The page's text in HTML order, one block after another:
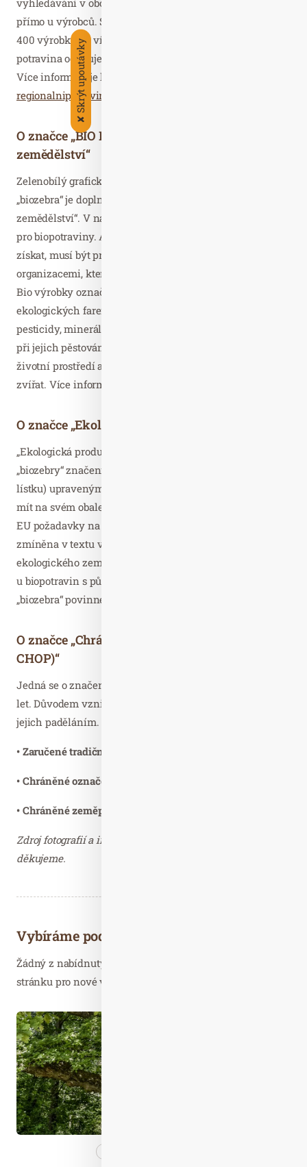
přímo u výrobců. Spotřebitelé si mohou vybírat z více než
400 výrobků od více než 300 výrobců. Značka Regionální
potravina oceňuje ty nejlepší výrobky z každého kraje.
Více informací je k dispozici na webových stránkách
regionalnipotravina.cz
O značce „BIO Produkt ekologického
zemědělství“
Zelenobílý grafický znak BIO nazývaný díky proužkům
„biozebra“ je doplněný nápisem „Produkt ekologického
zemědělství“. V naší zemi slouží jako ochranná známka
pro biopotraviny. Aby mohly produkty toto označení
získat, musí být prověřeny některými kontrolními
organizacemi, které pověřuje Ministerstvo zemědělství.
Bio výrobky označují produkty z rostlin a živočichů z
ekologických farem, které nebyly ošetřeny zakázanými
pesticidy, minerálními dusíkatými hnojivy a zároveň se
při jejich pěstování nebo chovu zohledňuje dopad na
životní prostředí a potřeby chovaných hospodářských
zvířat. Více informací se dozvíte na webu
O značce „Ekologická produkce“
„Ekologická produkce“ je na rozdíl od předchozí
„biozebry“ značením nadnárodním (ve tvaru zelenobílého
lístku) upraveným předpisem Evropské unie. Musí ho
mít na svém obale každý produkt, který splňuje v rámci
EU požadavky na biopotraviny. Jejich definice je
zmíněna v textu výše – u značky „BIO Produkt
ekologického zemědělství“. Pro úplnost ještě dodejme, že
u biopotravin s původem mimo naši zemi není označení
„biozebra“ povinné, i když na obalu být může.
O značce „Chráněné označení (ZTS, CHZO,
CHOP)“
Jedná se o značení Evropské unie. Funguje už téměř 25
let. Důvodem vzniku byla mj. i ochrana produktů před
jejich paděláním. Týká se to následujících značek:
• Zaručené tradiční speciality (ZTS)
• Chráněné označení původu (CHOP)
• Chráněné zeměpisné označení (CHZO)
Zdroj fotografií a informací: Akademie kvality –
děkujeme.
Vybíráme podobné články
Žádný z nabídnutých článků vás nezajímá? Aktualizujte
stránku pro nové výsledky...
✘
Skrýt upoutávky